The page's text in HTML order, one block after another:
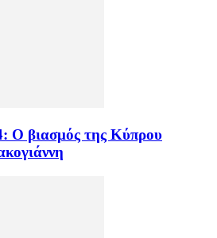
Ο βιασμός της Κύπρου